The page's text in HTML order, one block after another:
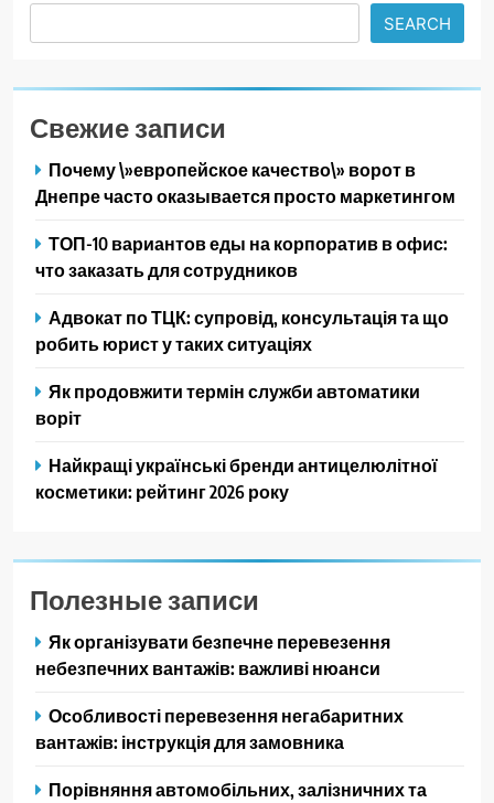
SEARCH
Свежие записи
Почему \»европейское качество\» ворот в
Днепре часто оказывается просто маркетингом
ТОП-10 вариантов еды на корпоратив в офис:
что заказать для сотрудников
Адвокат по ТЦК: супровід, консультація та що
робить юрист у таких ситуаціях
Як продовжити термін служби автоматики
воріт
Найкращі українські бренди антицелюлітної
косметики: рейтинг 2026 року
Полезные записи
Як організувати безпечне перевезення
небезпечних вантажів: важливі нюанси
Особливості перевезення негабаритних
вантажів: інструкція для замовника
Порівняння автомобільних, залізничних та